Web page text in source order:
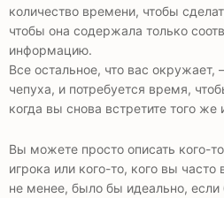
количество времени, чтобы
чтобы она содержала только
информацию.
Все остальное, что вас
чепуха, и потребуется время,
когда вы снова встретите того же
Вы можете просто описать кого-
игрока или кого-то, кого вы
не менее, было бы идеально,